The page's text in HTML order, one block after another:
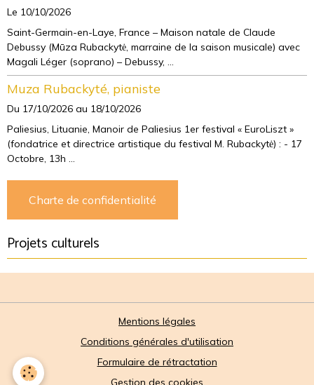
Le 10/10/2026
Saint-Germain-en-Laye, France – Maison natale de Claude
Debussy (Mūza Rubackytė, marraine de la saison musicale) avec
Magali Léger (soprano) – Debussy, ...
Muza Rubackyté, pianiste
Du 17/10/2026 au 18/10/2026
Paliesius, Lituanie, Manoir de Paliesius 1er festival « EuroLiszt »
(fondatrice et directrice artistique du festival M. Rubackytė) : - 17
Octobre, 13h ...
Charte de confidentialité
Projets culturels
Mentions légales
Conditions générales d'utilisation
Formulaire de rétractation
Gestion des cookies